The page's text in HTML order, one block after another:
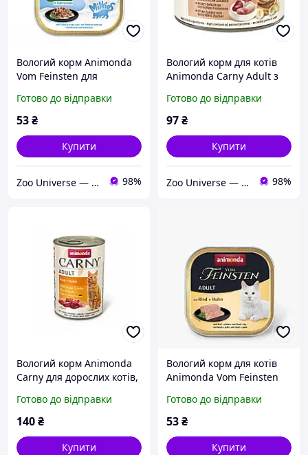
Вологий корм Animonda
Vom Feinsten для
кроликом в вершковому
соусі, 100 г
Готово до відправки
53₴
Купити
Zoo Universe — зоотовари для домашніх улюбленців 98%
Вологий корм для котів
Animonda Carny Adult з
200 г
Готово до відправки
97₴
Купити
Zoo Universe — зоотовари для домашніх улюбленців 98%
Вологий корм Animonda
Carny для дорослих котів,
400 г
Готово до відправки
140₴
Купити
Вологий корм для котів
Animonda Vom Feinsten
з яловичиною та куркою
100 г
Готово до відправки
53₴
Купити